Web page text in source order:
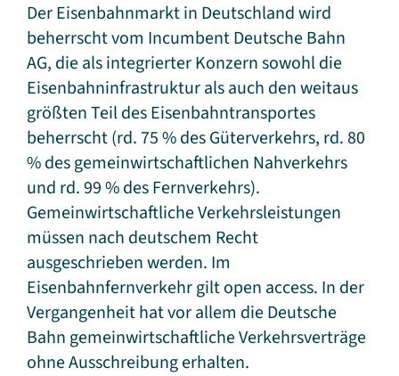
Der Eisenbahnmarkt in Deutschland wird
beherrscht vom Incumbent Deutsche Bahn
AG, die als integrierter Konzern sowohl die
Eisenbahninfrastruktur als auch den weitaus
größten Teil des Eisenbahntransportes
beherrscht (rd. 75 % des Güterverkehrs, rd. 80
% des gemeinwirtschaftlichen Nahverkehrs
und rd. 99 % des Fernverkehrs).
Gemeinwirtschaftliche Verkehrsleistungen
müssen nach deutschem Recht
ausgeschrieben werden. Im
Eisenbahnfernverkehr gilt open access. In der
Vergangenheit hat vor allem die Deutsche
Bahn gemeinwirtschaftliche Verkehrsverträge
ohne Ausschreibung erhalten.